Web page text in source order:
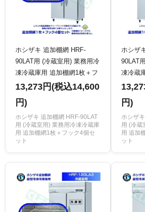
ホシザキ 追加棚網 HRF-
90LAT用 (冷蔵室用) 業務用冷
凍冷蔵庫用 追加棚網1枚＋フ
ック4個セット
13,273円(税込14,600
円)
ホシザキ 追加棚網 HRF-90LAT
用 (冷蔵室用) 業務用冷凍冷蔵庫
用 追加棚網1枚＋フック4個セ
ット
ホシザ
90LAT
凍冷蔵
ック4
円)
ホシザ
用 (冷蔵
用 追加
ット